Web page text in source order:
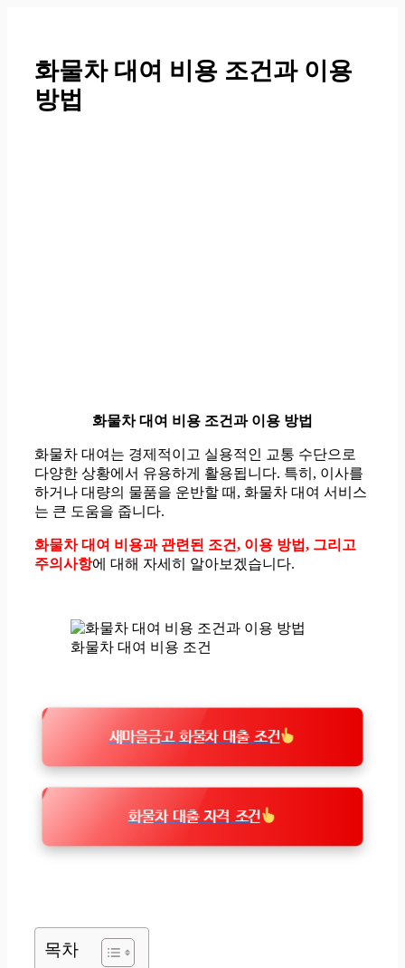
화물차 대여 비용 조건과 이용
방법
화물차 대여 비용 조건과 이용 방법
화물차 대여는 경제적이고 실용적인 교통 수단으로
다양한 상황에서 유용하게 활용됩니다. 특히, 이사를
하거나 대량의 물품을 운반할 때, 화물차 대여 서비스
는 큰 도움을 줍니다.
화물차 대여 비용과 관련된 조건, 이용 방법, 그리고
주의사항에 대해 자세히 알아보겠습니다.
화물차 대여 비용 조건
새마을금고 화물차 대출 조건
화물차 대출 자격 조건
목차